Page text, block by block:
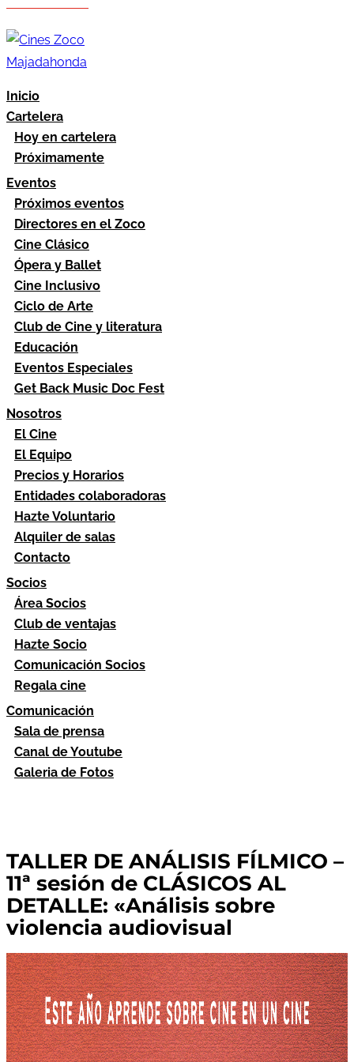
Inicio
Cartelera
Hoy en cartelera
Próximamente
Eventos
Próximos eventos
Directores en el Zoco
Cine Clásico
Ópera y Ballet
Cine Inclusivo
Ciclo de Arte
Club de Cine y literatura
Educación
Eventos Especiales
Get Back Music Doc Fest
Nosotros
El Cine
El Equipo
Precios y Horarios
Entidades colaboradoras
Hazte Voluntario
Alquiler de salas
Contacto
Socios
Área Socios
Club de ventajas
Hazte Socio
Comunicación Socios
Regala cine
Comunicación
Sala de prensa
Canal de Youtube
Galeria de Fotos
TALLER DE ANÁLISIS FÍLMICO –
11ª sesión de CLÁSICOS AL
DETALLE: «Análisis sobre
violencia audiovisual